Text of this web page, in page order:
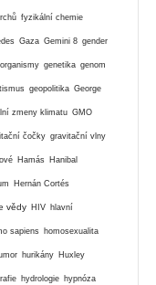
fyzikální chemie
Gaza Gemini 8 gender
genetika genom
geopolitika George
zmeny klimatu GMO
čočky gravitační vlny
Hamás Hanibal
Hernán Cortés
vědy HIV hlavní
sapiens homosexualita
hurikány Huxley
hydrologie hypnóza